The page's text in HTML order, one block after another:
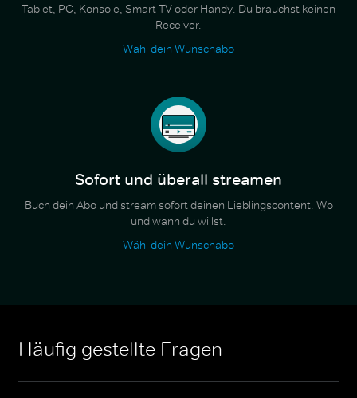
Tablet, PC, Konsole, Smart TV oder Handy. Du brauchst keinen
Receiver.
Wähl dein Wunschabo
Sofort und überall streamen
Buch dein Abo und stream sofort deinen Lieblingscontent. Wo
und wann du willst.
Wähl dein Wunschabo
Häufig gestellte Fragen